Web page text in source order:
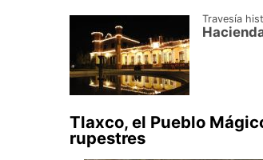
Travesía
Tlaxco, el Pueblo
rupestres